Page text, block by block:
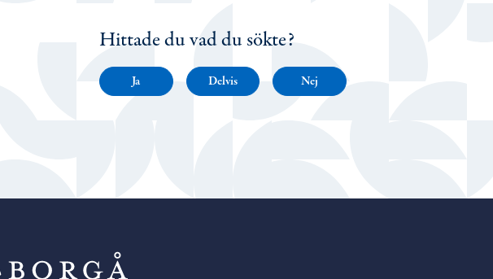
Hittade du vad du sökte?
Ja Delvis Nej